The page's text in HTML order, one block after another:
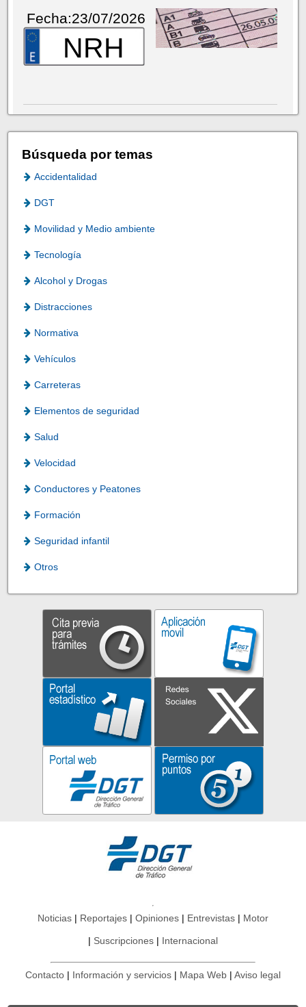
Fecha:23/07/2026
NRH
Búsqueda por temas
Accidentalidad
DGT
Movilidad y Medio ambiente
Tecnología
Alcohol y Drogas
Distracciones
Normativa
Vehículos
Carreteras
Elementos de seguridad
Salud
Velocidad
Conductores y Peatones
Formación
Seguridad infantil
Otros
Noticias Reportajes Opiniones Entrevistas Motor
Suscripciones Internacional
Contacto Información y servicios Mapa Web Aviso legal